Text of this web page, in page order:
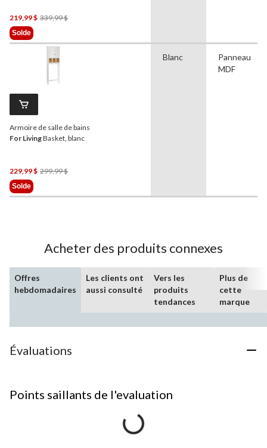
219,99 $ 339,99 $Prix
339,99 $
Solde
Armoire de salle de bains
For LivingBasket, blanc
229,99 $ 299,99 $Prix
299,99 $
Solde
Blanc
Panneau
MDF
Acheter des produits connexes
Offres
hebdomadaires
Les clients ont
aussi consulté
Vers les
produits
tendances
Plus de
cette
marque
Évaluations
Points saillants de l'evaluation